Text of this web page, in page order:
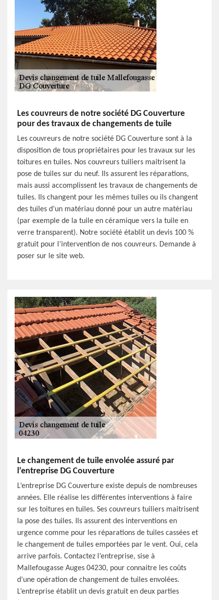
Les couvreurs de notre société DG Couverture
pour des travaux de changements de tuile
Les couvreurs de notre société DG Couverture sont à la
disposition de tous propriétaires pour les travaux sur les
toitures en tuiles. Nos couvreurs tuiliers maitrisent la
pose de tuiles sur du neuf. Ils assurent les réparations,
mais aussi accomplissent les travaux de changements de
tuiles. Ils changent pour les mêmes tuiles ou ils changent
des tuiles d’un matériau donné pour un autre matériau
(par exemple de la tuile en céramique vers la tuile en
verre transparent). Notre société établit un devis 100 %
gratuit pour l’intervention de nos couvreurs. Demande à
poser sur le site web.
Le changement de tuile envolée assuré par
l’entreprise DG Couverture
L’entreprise DG Couverture existe depuis de nombreuses
années. Elle réalise les différentes interventions à faire
sur les toitures en tuiles. Ses couvreurs tuiliers maitrisent
la pose des tuiles. Ils assurent des interventions en
urgence comme pour les réparations de tuiles cassées et
le changement de tuiles emportées par le vent. Oui, cela
arrive parfois. Contactez l’entreprise, sise à
Mallefougasse Auges 04230, pour connaitre les coûts
d’une opération de changement de tuiles envolées.
L’entreprise établit un devis gratuit en deux parties